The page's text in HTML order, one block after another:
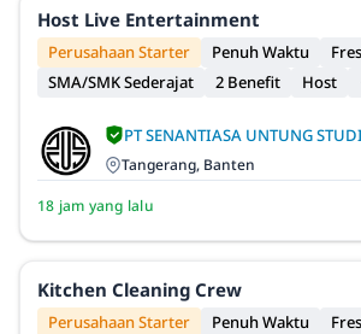
Host Live Entertainment
Perusahaan Starter
Penuh Waktu
SMA/SMK Sederajat
2 Benefit Host
PT SENANTIASA UNTUNG
Tangerang, Banten
18 jam yang lalu
Kitchen Cleaning Crew
Perusahaan Starter
Penuh Waktu